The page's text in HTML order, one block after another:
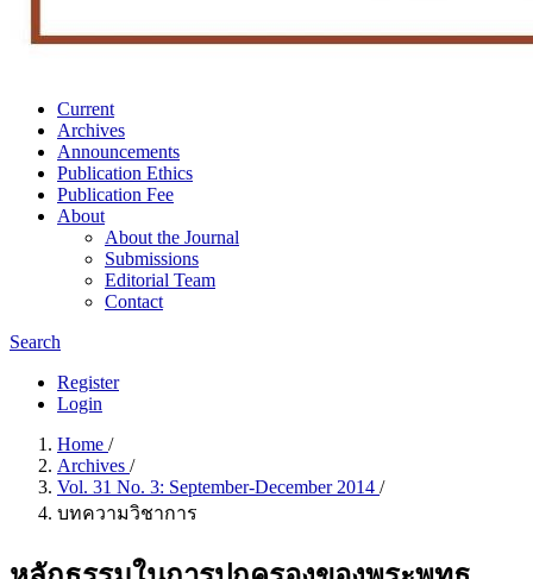
Current
Archives
Announcements
Publication Ethics
Publication Fee
About
About the Journal
Submissions
Editorial Team
Contact
Search
Register
Login
Home /
Archives /
Vol. 31 No. 3: September-December 2014 /
บทความวิชาการ